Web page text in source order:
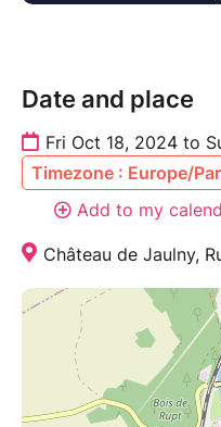
Date and place
Fri Oct 18, 2024 to
Timezone : Europe/
Add to my
Château de Jaulny,